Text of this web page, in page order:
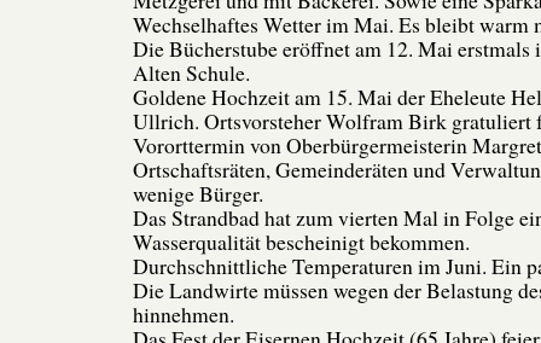
Wechselhaftes Wetter im Mai. Es bleibt warm
Die Bücherstube eröffnet am 12. Mai erstmals
Alten Schule.
Goldene Hochzeit am 15. Mai der Eheleute
Ullrich. Ortsvorsteher Wolfram Birk gratuliert
Vororttermin von Oberbürgermeisterin
Ortschaftsräten, Gemeinderäten und
wenige Bürger.
Das Strandbad hat zum vierten Mal in Folge
Wasserqualität bescheinigt bekommen.
Durchschnittliche Temperaturen im Juni. Ein
Die Landwirte müssen wegen der Belastung
hinnehmen.